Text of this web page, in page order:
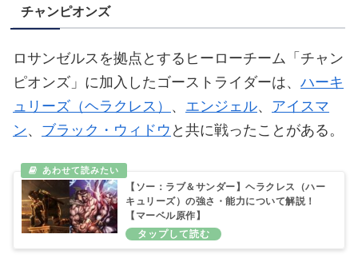
チャンピオンズ
ロサンゼルスを拠点とするヒーローチーム「チャン
ピオンズ」に加入したゴーストライダーは、 ハーキ
ュリーズ（ヘラクレス） 、 エンジェル、 アイスマ
ン、 ブラック・ウィドウ と共に戦ったことがある。
【ソー：ラブ＆サンダー】ヘラクレス（ハー
キュリーズ）の強さ・能力について解説！
【マーベル原作】